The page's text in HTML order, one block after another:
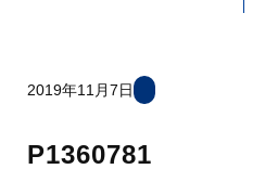
2019年11月7日
P1360781